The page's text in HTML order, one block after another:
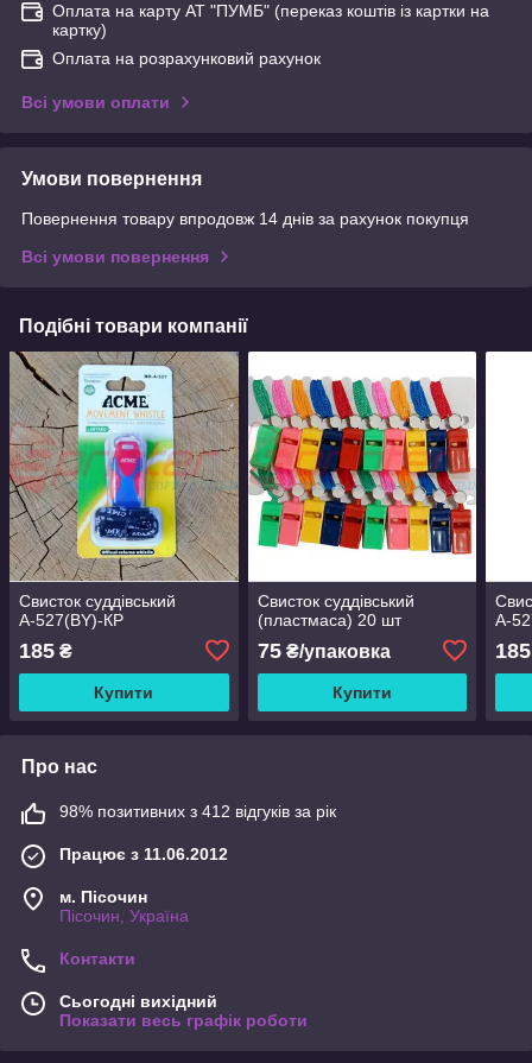
Оплата на карту АТ "ПУМБ" (переказ коштів із картки на
картку)
Оплата на розрахунковий рахунок
Всі умови оплати
Умови повернення
Повернення товару впродовж 14 днів за рахунок покупця
Всі умови повернення
Подібні товари компанії
Свисток суддівський
А-527(BY)-КР
185 ₴
Купити
Свисток суддівський
(пластмаса) 20 шт
75₴/упаковка
Купити
А-
185
Про нас
98% позитивних з 412 відгуків за рік
Працює з 11.06.2012
м. Пісочин
Пісочин, Україна
Контакти
Сьогодні вихідний
Показати весь графік роботи